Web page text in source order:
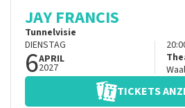
JAY FRANCIS
Tunnelvisie
DIENSTAG
6APRIL
2027
TICKETS